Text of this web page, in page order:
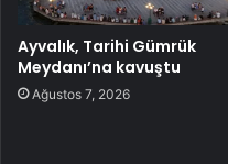
Ayvalık, Tarihi Gümrük
Meydanı’na kavuştu
Ağustos 7, 2026